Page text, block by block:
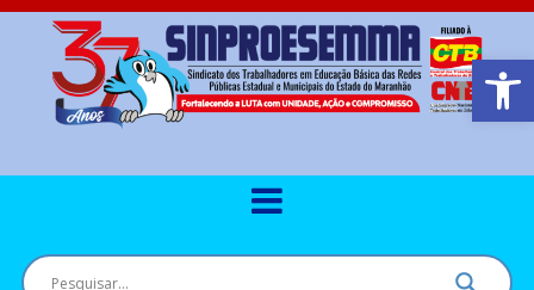
Barra de